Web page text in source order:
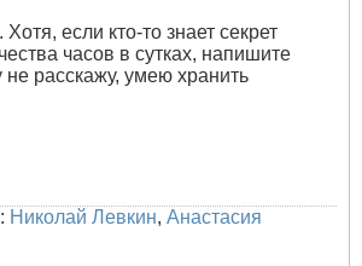
если кто-то знает секрет
часов в сутках, напишите
не расскажу, умею хранить
Николай Левкин, Анастасия